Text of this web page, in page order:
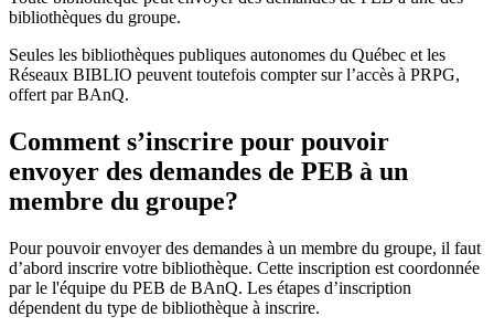
bibliothèques du groupe.
Seules les bibliothèques publiques autonomes du Québec et les
Réseaux BIBLIO peuvent toutefois compter sur l’accès à PRPG,
offert par BAnQ.
Comment s’inscrire pour pouvoir
envoyer des demandes de PEB à un
membre du groupe?
Pour pouvoir envoyer des demandes à un membre du groupe, il faut
d’abord inscrire votre bibliothèque. Cette inscription est coordonnée
par le l'équipe du PEB de BAnQ. Les étapes d’inscription
dépendent du type de bibliothèque à inscrire.